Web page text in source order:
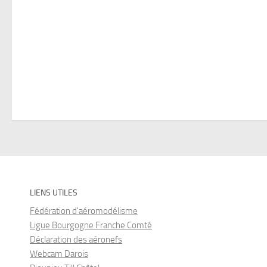
LIENS UTILES
Fédération d'aéromodélisme
Ligue Bourgogne Franche Comté
Déclaration des aéronefs
Webcam Darois